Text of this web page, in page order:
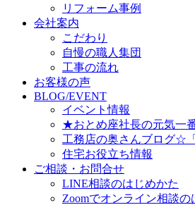
リフォーム事例
会社案内
こだわり
自慢の職人集団
工事の流れ
お客様の声
BLOG/EVENT
イベント情報
★おとめ座社長の元気一
工務店の奥さんブログ☆
住宅お役立ち情報
ご相談・お問合せ
LINE相談のはじめかた
Zoomでオンライン相談の